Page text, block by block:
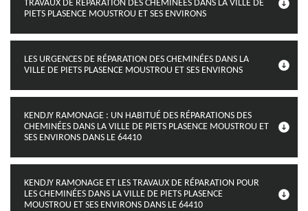
TRAVAUX DE RÉPARATION DES CHEMINÉES DANS LA VILLE DE
PIETS PLASENCE MOUSTROU ET SES ENVIRONS
LES URGENCES DE RÉPARATION DES CHEMINÉES DANS LA
VILLE DE PIETS PLASENCE MOUSTROU ET SES ENVIRONS
KENDJY RAMONAGE : UN HABITUÉ DES RÉPARATIONS DES
CHEMINÉES DANS LA VILLE DE PIETS PLASENCE MOUSTROU ET
SES ENVIRONS DANS LE 64410
KENDJY RAMONAGE ET LES TRAVAUX DE RÉPARATION POUR
LES CHEMINÉES DANS LA VILLE DE PIETS PLASENCE
MOUSTROU ET SES ENVIRONS DANS LE 64410